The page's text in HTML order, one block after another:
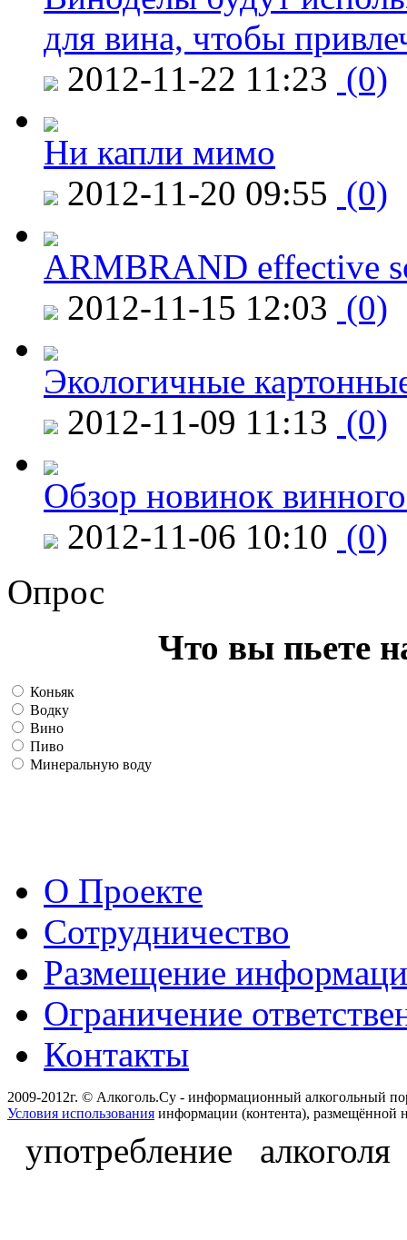
для вина, чтобы
2012-11-22 11:23 (0)
Ни капли мимо
2012-11-20 09:55 (0)
ARMBRAND effective
2012-11-15 12:03 (0)
Экологичные
2012-11-09 11:13 (0)
Обзор новинок
2012-11-06 10:10 (0)
Опрос
Что вы пьете
Коньяк
Водку
Вино
Пиво
Минеральную воду
О Проекте
Сотрудничество
Размещение
Ограничение
Контакты
2009-2012г. © Алкоголь.Су - информационный алкогольный
Условия использования информации (контента), размещённой
употребление